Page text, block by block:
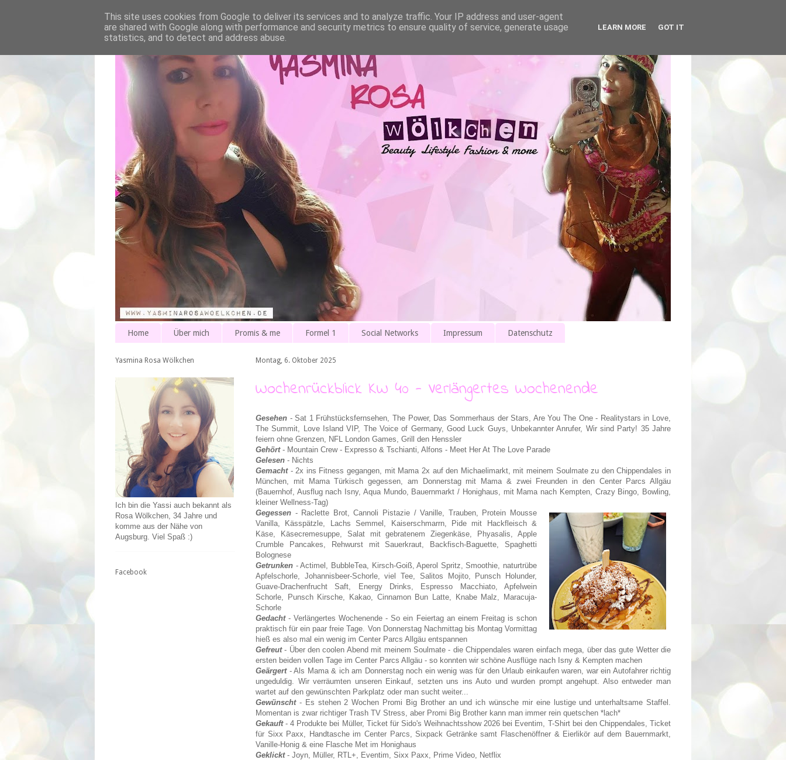
Home Über mich Promis & me Formel 1 Social Networks Impressum Datenschutz
Montag, 6. Oktober 2025
Wochenrückblick KW 40 - Verlängertes Wochenende
Gesehen - Sat 1 Frühstücksfernsehen, The Power, Das Sommerhaus der Stars, Are You The One - Realitystars in Love,
The Summit, Love Island VIP, The Voice of Germany, Good Luck Guys, Unbekannter Anrufer, Wir sind Party! 35 Jahre
feiern ohne Grenzen, NFL London Games, Grill den Henssler
Gehört- Mountain Crew - Expresso & Tschianti, Alfons - Meet Her At The Love Parade
Gelesen - Nichts
Gemacht- 2x ins Fitness gegangen, mit Mama 2x auf den Michaelimarkt, mit meinem Soulmate zu den Chippendales in
München, mit Mama Türkisch gegessen, am Donnerstag mit Mama & zwei Freunden in den Center Parcs Allgäu
(Bauernhof, Ausflug nach Isny, Aqua Mundo, Bauernmarkt / Honighaus, mit Mama nach Kempten, Crazy Bingo, Bowling,
kleiner Wellness-Tag)
Gegessen - Raclette Brot, Cannoli Pistazie / Vanille, Trauben, Protein Mousse
Vanilla, Kässpätzle, Lachs Semmel, Kaiserschmarrn, Pide mit Hackfleisch &
Käse, Käsecremesuppe, Salat mit gebratenem Ziegenkäse, Phyasalis, Apple
Crumble Pancakes, Rehwurst mit Sauerkraut, Backfisch-Baguette, Spaghetti
Bolognese
Getrunken - Actimel, BubbleTea, Kirsch-Goiß, Aperol Spritz, Smoothie, naturtrübe
Apfelschorle, Johannisbeer-Schorle, viel Tee, Salitos Mojito, Punsch Holunder,
Guave-Drachenfrucht Saft, Energy Drinks, Espresso Macchiato, Apfelwein
Schorle, Punsch Kirsche, Kakao, Cinnamon Bun Latte, Knabe Malz, Maracuja-
Schorle
Gedacht- Verlängertes Wochenende - So ein Feiertag an einem Freitag is schon
praktisch für ein paar freie Tage. Von Donnerstag Nachmittag bis Montag Vormittag
hieß es also mal ein wenig im Center Parcs Allgäu entspannen
Gefreut- Über den coolen Abend mit meinem Soulmate - die Chippendales waren einfach mega, über das gute Wetter die
ersten beiden vollen Tage im Center Parcs Allgäu - so konnten wir schöne Ausflüge nach Isny & Kempten machen
Geärgert- Als Mama & ich am Donnerstag noch ein wenig was für den Urlaub einkaufen waren, war ein Autofahrer richtig
ungeduldig. Wir verräumten unseren Einkauf, setzten uns ins Auto und wurden prompt angehupt. Also entweder man
wartet auf den gewünschten Parkplatz oder man sucht weiter...
Gewünscht- Es stehen 2 Wochen Promi Big Brother an und ich wünsche mir eine lustige und unterhaltsame Staffel.
Momentan is zwar richtiger Trash TV Stress, aber Promi Big Brother kann man immer rein quetschen *lach*
Gekauft- 4 Produkte bei Müller, Ticket für Sido's Weihnachtsshow 2026 bei Eventim, T-Shirt bei den Chippendales, Ticket
für Sixx Paxx, Handtasche im Center Parcs, Sixpack Getränke samt Flaschenöffner & Eierlikör auf dem Bauernmarkt,
Vanille-Honig & eine Flasche Met im Honighaus
Geklickt- Joyn, Müller, RTL+, Eventim, Sixx Paxx, Prime Video, Netflix
Yasmina Rosa Wölkchen
Ich bin die Yassi auch bekannt als
Rosa Wölkchen, 34 Jahre und
komme aus der Nähe von
Augsburg. Viel Spaß :)
Facebook
This site uses cookies from Google to deliver its services and to analyze traffic. Your IP address and user-agent
are shared with Google along with performance and security metrics to ensure quality of service, generate usage
statistics, and to detect and address abuse.
LEARN MORE GOT IT